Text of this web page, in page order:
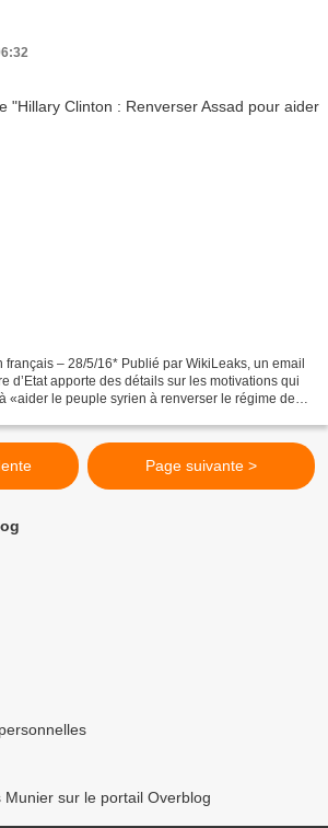
français – 28/5/16* Publié par WikiLeaks, un email
d’Etat apporte des détails sur les motivations qui
«aider le peuple syrien à renverser le régime de
Page suivante >
Munier sur le portail Overblog